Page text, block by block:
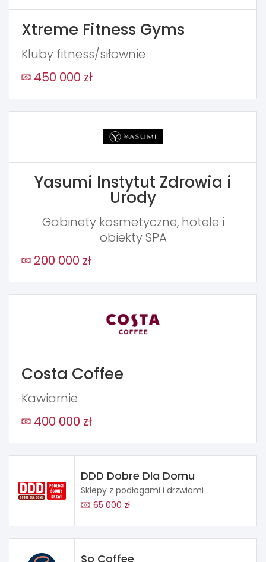
Xtreme Fitness Gyms
Kluby fitness/siłownie
450 000 zł
Yasumi Instytut Zdrowia i
Urody
Gabinety kosmetyczne, hotele i
obiekty SPA
200 000 zł
Costa Coffee
Kawiarnie
400 000 zł
DDD Dobre Dla Domu
Sklepy z podłogami i drzwiami
65 000 zł
So Coffee